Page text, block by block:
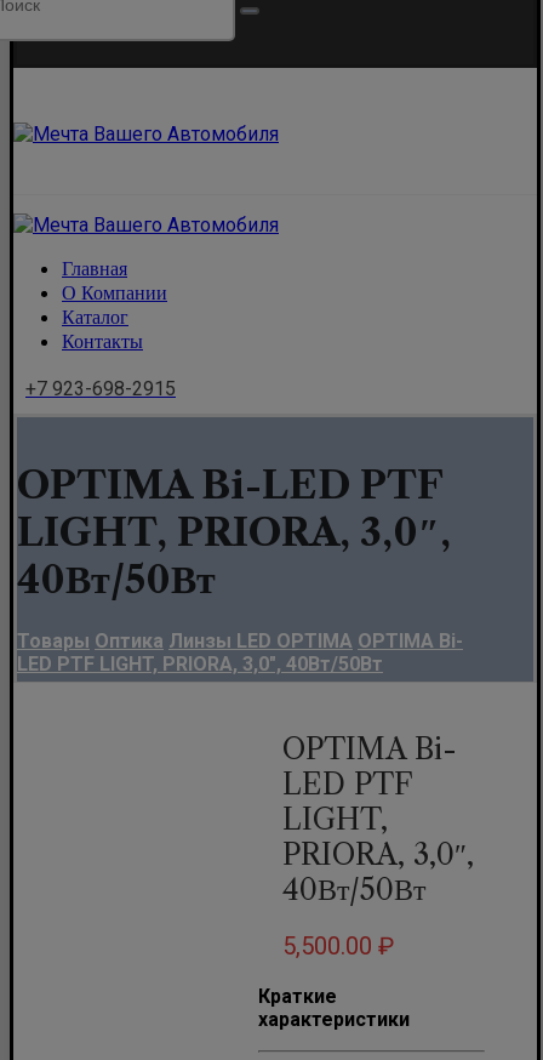
Главная
О Компании
Каталог
Контакты
+7 923-698-2915
OPTIMA Bi-LED PTF
LIGHT, PRIORA, 3,0″,
40Вт/50Вт
Товары Оптика Линзы LED OPTIMA OPTIMA Bi-
LED PTF LIGHT, PRIORA, 3,0″, 40Вт/50Вт
OPTIMA Bi-
LED PTF
LIGHT,
PRIORA, 3,0″,
40Вт/50Вт
5,500.00₽
Краткие
характеристики